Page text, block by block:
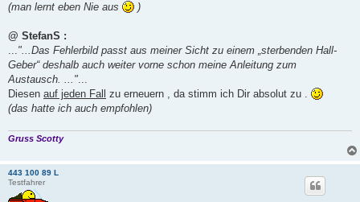
(man lernt eben Nie aus
)
@ StefanS :
..."...Das Fehlerbild passt aus meiner Sicht zu einem „sterbenden Hall-
Geber“ deshalb auch weiter vorne schon meine Anleitung zum
Austausch. ..."...
Diesen auf jeden Fall zu erneuern , da stimm ich Dir absolut zu .
(das hatte ich auch empfohlen)
Gruss Scotty
443 100 89 L
Testfahrer